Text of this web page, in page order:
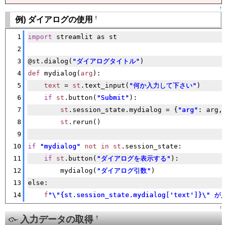
↑
例) ダイアログの使用 †
1
2
3
4
5
6
7
8
9
10
11
12
13
14
import streamlit as st
@st.dialog( "ダイアログタイトル" )
def mydialog( arg ):
text = st .text_input( "何か入力して下さい" )
if
st .button( "Submit" ):
st .session_state.mydialog = { "arg" : arg,
st .rerun()
if "mydialog" not in st .session_state:
if
st .button( "ダイアログを表示する" ):
        mydialog(
"ダイアログ引数" )
else:
f "\"{st.session_state.mydialog[' text ']}\" が入
↑
入力データの取得†